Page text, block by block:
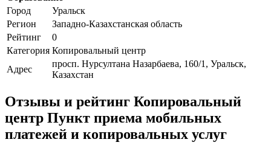
Город
Уральск
Регион
Западно-Казахстанская область
Рейтинг
0
Категория Копировальный центр
Адрес
просп. Нурсултана Назарбаева, 160/1, Уральск,
Казахстан
Отзывы и рейтинг Копировальный
центр Пункт приема мобильных
платежей и копировальных услуг